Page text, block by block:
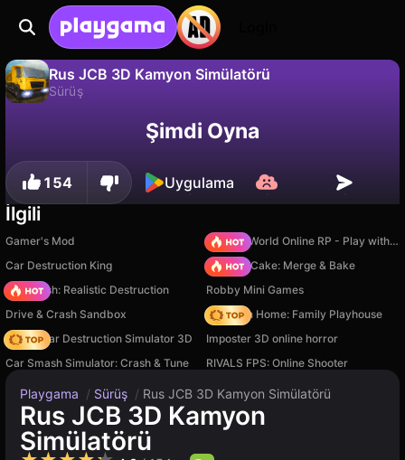
Rus JCB 3D Kamyon Simülatörü
Sürüş
İlerlemeyi kaydet! Hayır
Şimdi Oyna
154 Uygulama
İlgili
Gamer's Mod
Sprunki World Online RP - Play with Friends!
Car Destruction King
Piece of Cake: Merge & Bake
Car Crush: Realistic Destruction
Robby Mini Games
Drive & Crash Sandbox
My Town Home: Family Playhouse
Online Car Destruction Simulator 3D
Imposter 3D online horror
Car Smash Simulator: Crash & Tune
RIVALS FPS: Online Shooter
Playgama / Sürüş / Rus JCB 3D Kamyon Simülatörü
Rus JCB 3D Kamyon
Simülatörü